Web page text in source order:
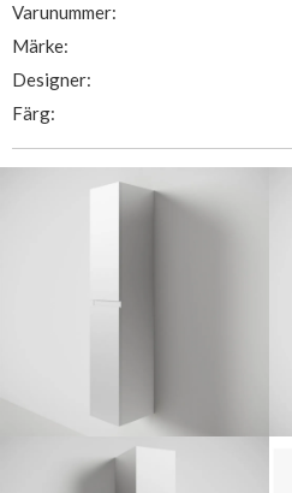
Varunummer:
Märke:
Designer:
Färg: